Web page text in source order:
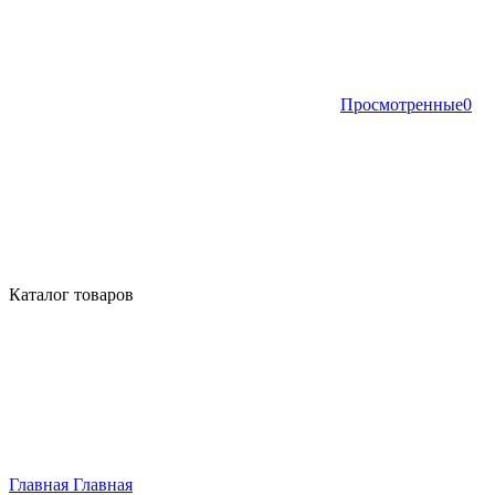
Просмотренные0
Каталог товаров
Главная Главная